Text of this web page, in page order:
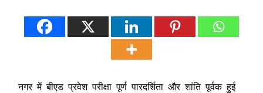
नगर में बीएड प्रवेश परीक्षा पूर्ण पारदर्शिता और शांति पूर्वक हुई